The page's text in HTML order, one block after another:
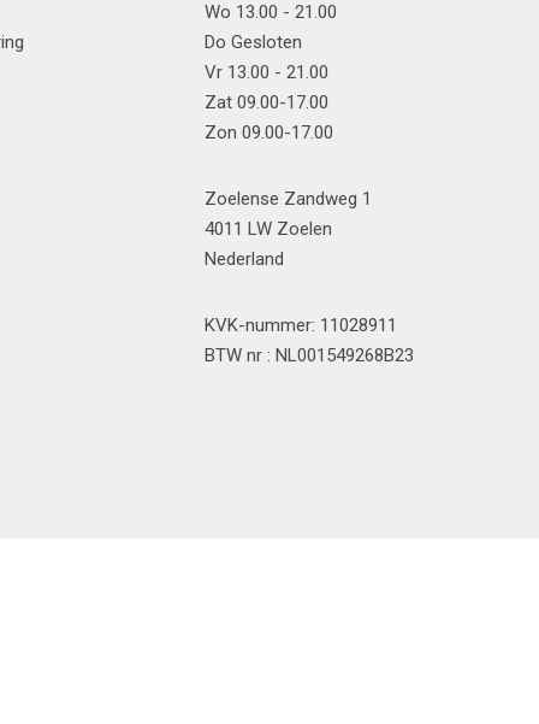
Wo 13.00 - 21.00
Do Gesloten
Vr 13.00 - 21.00
Zat 09.00-17.00
Zon 09.00-17.00
Zoelense Zandweg 1
4011 LW Zoelen
Nederland
KVK-nummer: 11028911
BTW nr : NL001549268B23